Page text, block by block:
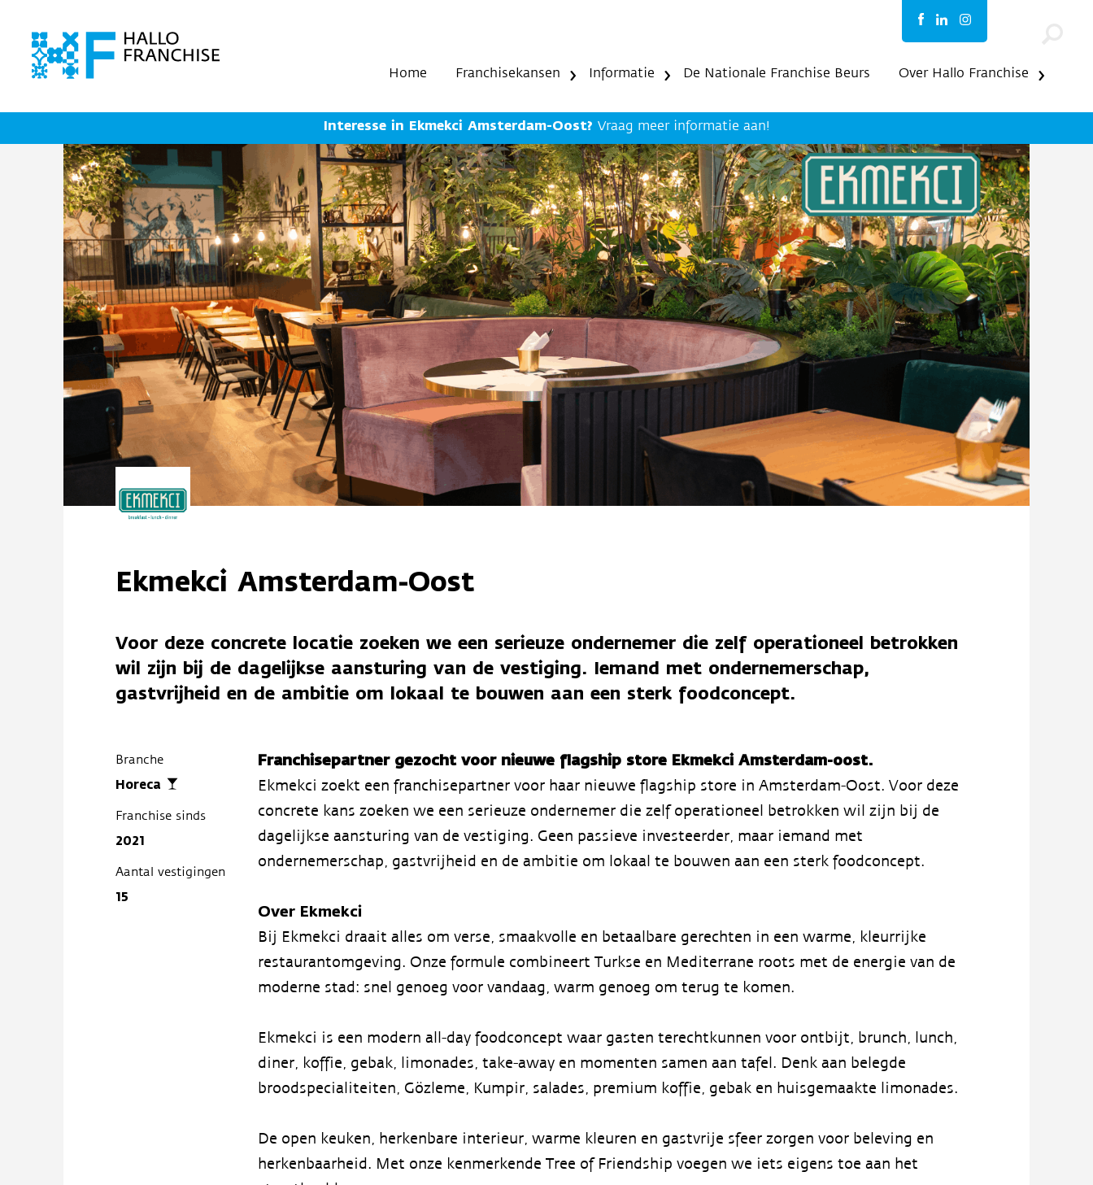
Home Franchisekansen Informatie De Nationale Franchise Beurs Over Hallo Franchise
Interesse in Ekmekci Amsterdam-Oost? Vraag meer informatie aan!
Ekmekci Amsterdam-Oost
Voor deze concrete locatie zoeken we een serieuze ondernemer die zelf operationeel betrokken
wil zijn bij de dagelijkse aansturing van de vestiging. Iemand met ondernemerschap,
gastvrijheid en de ambitie om lokaal te bouwen aan een sterk foodconcept.
Branche
Horeca
Franchise sinds
2021
Aantal vestigingen
15
Franchisepartner gezocht voor nieuwe flagship store Ekmekci Amsterdam-oost.
Ekmekci zoekt een franchisepartner voor haar nieuwe flagship store in Amsterdam-Oost. Voor deze
concrete kans zoeken we een serieuze ondernemer die zelf operationeel betrokken wil zijn bij de
dagelijkse aansturing van de vestiging. Geen passieve investeerder, maar iemand met
ondernemerschap, gastvrijheid en de ambitie om lokaal te bouwen aan een sterk foodconcept.
Over Ekmekci
Bij Ekmekci draait alles om verse, smaakvolle en betaalbare gerechten in een warme, kleurrijke
restaurantomgeving. Onze formule combineert Turkse en Mediterrane roots met de energie van de
moderne stad: snel genoeg voor vandaag, warm genoeg om terug te komen.
Ekmekci is een modern all-day foodconcept waar gasten terechtkunnen voor ontbijt, brunch, lunch,
diner, koffie, gebak, limonades, take-away en momenten samen aan tafel. Denk aan belegde
broodspecialiteiten, Gözleme, Kumpir, salades, premium koffie, gebak en huisgemaakte limonades.
De open keuken, herkenbare interieur, warme kleuren en gastvrije sfeer zorgen voor beleving en
herkenbaarheid. Met onze kenmerkende Tree of Friendship voegen we iets eigens toe aan het